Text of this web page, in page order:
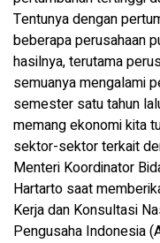
Tentunya dengan
beberapa perusahaan
hasilnya, terutama
semuanya mengalami
semester satu tahun
memang ekonomi kita
sektor-sektor terkait
Menteri Koordinator
Hartarto saat
Kerja dan Konsultasi
Pengusaha Indonesia